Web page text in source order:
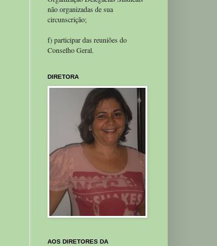
não organizadas de sua
circunscrição;
f) participar das reuniões do
Conselho Geral.
DIRETORA
AOS DIRETORES DA